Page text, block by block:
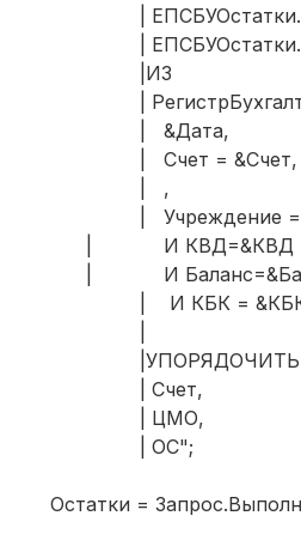
|
|
|ИЗ
|
| &Дата,
| Счет = &Счет,
| ,
| Учреждение =
| И КВД=&КВД
| И
| И КБК =
|УПОРЯДОЧИТЬ
| Счет,
| ЦМО,
| ОС";
Остатки =